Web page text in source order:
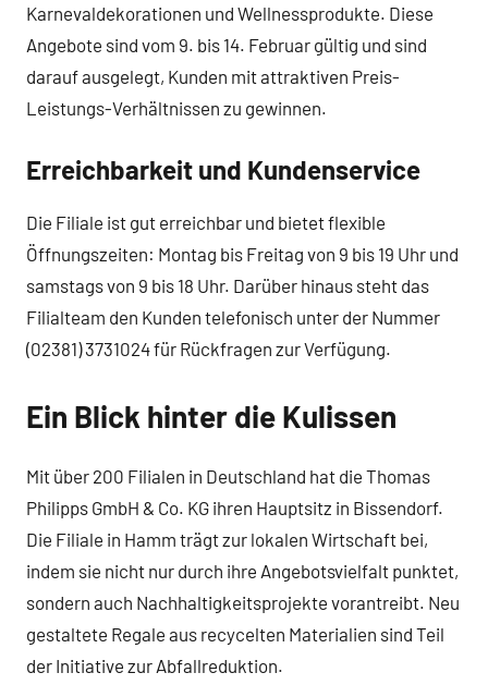
Karnevaldekorationen und Wellnessprodukte. Diese
Angebote sind vom 9. bis 14. Februar gültig und sind
darauf ausgelegt, Kunden mit attraktiven Preis-
Leistungs-Verhältnissen zu gewinnen.
Erreichbarkeit und Kundenservice
Die Filiale ist gut erreichbar und bietet flexible
Öffnungszeiten: Montag bis Freitag von 9 bis 19 Uhr und
samstags von 9 bis 18 Uhr. Darüber hinaus steht das
Filialteam den Kunden telefonisch unter der Nummer
(02381) 3731024 für Rückfragen zur Verfügung.
Ein Blick hinter die Kulissen
Mit über 200 Filialen in Deutschland hat die Thomas
Philipps GmbH & Co. KG ihren Hauptsitz in Bissendorf.
Die Filiale in Hamm trägt zur lokalen Wirtschaft bei,
indem sie nicht nur durch ihre Angebotsvielfalt punktet,
sondern auch Nachhaltigkeitsprojekte vorantreibt. Neu
gestaltete Regale aus recycelten Materialien sind Teil
der Initiative zur Abfallreduktion.